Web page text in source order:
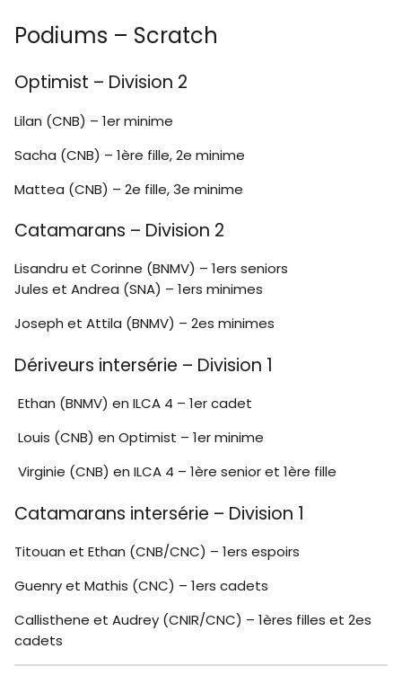
Podiums – Scratch
Optimist – Division 2
Lilan (CNB) – 1er minime
Sacha (CNB) – 1ère fille, 2e minime
Mattea (CNB) – 2e fille, 3e minime
Catamarans – Division 2
Lisandru et Corinne (BNMV) – 1ers seniors
Jules et Andrea (SNA) – 1ers minimes
Joseph et Attila (BNMV) – 2es minimes
Dériveurs intersérie – Division 1
Ethan (BNMV) en ILCA 4 – 1er cadet
Louis (CNB) en Optimist – 1er minime
Virginie (CNB) en ILCA 4 – 1ère senior et 1ère fille
Catamarans intersérie – Division 1
Titouan et Ethan (CNB/CNC) – 1ers espoirs
Guenry et Mathis (CNC) – 1ers cadets
Callisthene et Audrey (CNIR/CNC) – 1ères filles et 2es
cadets